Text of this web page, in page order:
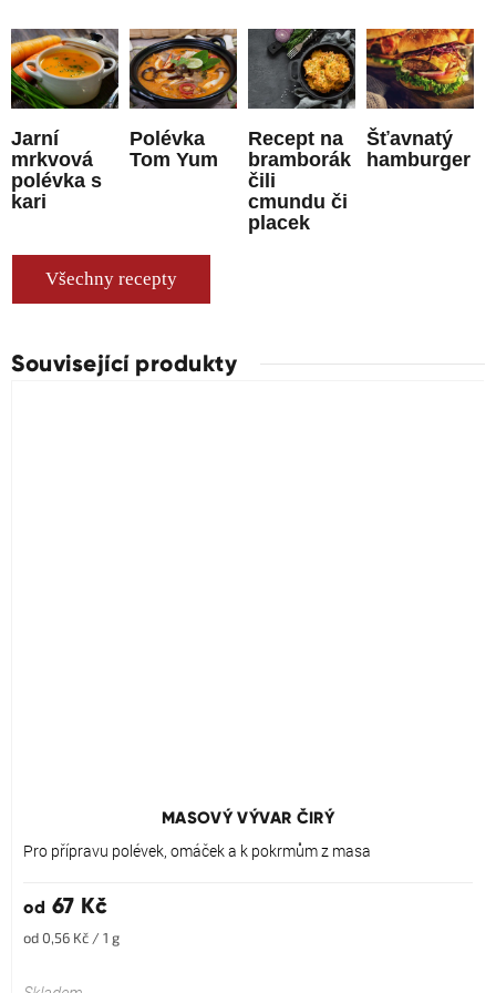
Související produkty
MASOVÝ VÝVAR ČIRÝ
Pro přípravu polévek, omáček a k pokrmům z masa
od 67 Kč
Měrná
od 0,56 Kč / 1 g
Jarní
mrkvová
polévka s
kari
Polévka
Tom Yum
Recept na
bramborák
čili
cmundu či
placek
Šťavnatý
hamburger
Všechny recepty